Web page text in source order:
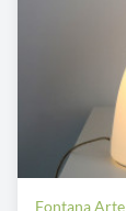
Fontana Arte